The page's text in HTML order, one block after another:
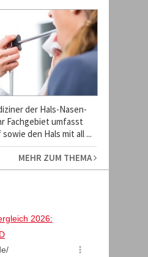
der Hals-Nasen-
Fachgebiet umfasst
den Hals mit all ...
MEHR ZUM THEMA